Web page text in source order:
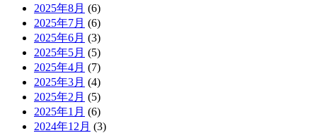
2025年8月 (6)
2025年7月 (6)
2025年6月 (3)
2025年5月 (5)
2025年4月 (7)
2025年3月 (4)
2025年2月 (5)
2025年1月 (6)
2024年12月 (3)